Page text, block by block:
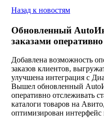
Назад к новостям
Обновленный
заказами оперативно
Добавлена возможность
заказов клиентов,
улучшена интеграция с
Вышел обновленный
оперативно отслеживать
каталоги товаров на
оптимизирован